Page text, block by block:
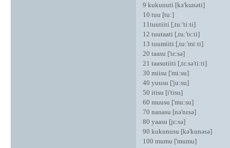
9 kukunuti [kə'kunəti]
10 tuu [tu:]
11tuutiiti [,tu:'ti:ti]
12 tuutaati [,tu:'tɛ:ti]
13 tuumiiti [,tu:'mi:ti]
20 taasu ['tɛ:sə]
21 taasutiiti [,tɛ:sə'ti:ti]
30 miisu ['mi:su]
40 yuusu ['ju:su]
50 itisu [i'tisu]
60 muusu ['mu:su]
70 nanasu [nə'nɛsə]
80 yaasu [jɛ:sə]
90 kukunusu [kə'kunəsə]
100 mumu ['mumu]